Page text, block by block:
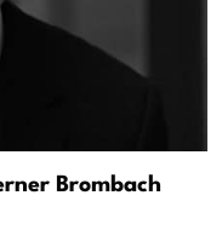
Brombach